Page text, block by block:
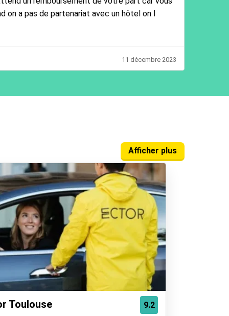
on a pas de partenariat avec un hôtel on l
11 décembre 2023
Afficher plus
9.2
Toulouse